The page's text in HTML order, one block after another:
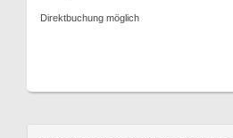
Direktbuchung möglich